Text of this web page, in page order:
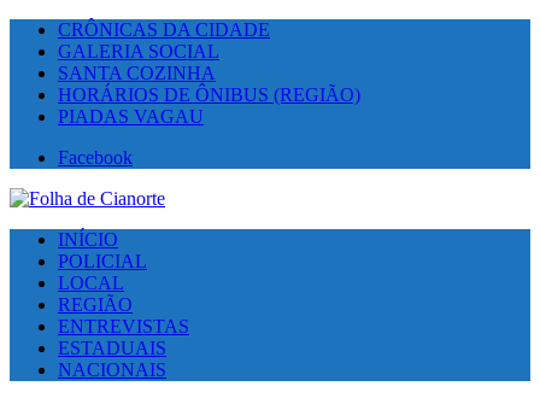
CRÔNICAS DA CIDADE
GALERIA SOCIAL
SANTA COZINHA
HORÁRIOS DE ÔNIBUS (REGIÃO)
PIADAS VAGAU
Facebook
INÍCIO
POLICIAL
LOCAL
REGIÃO
ENTREVISTAS
ESTADUAIS
NACIONAIS